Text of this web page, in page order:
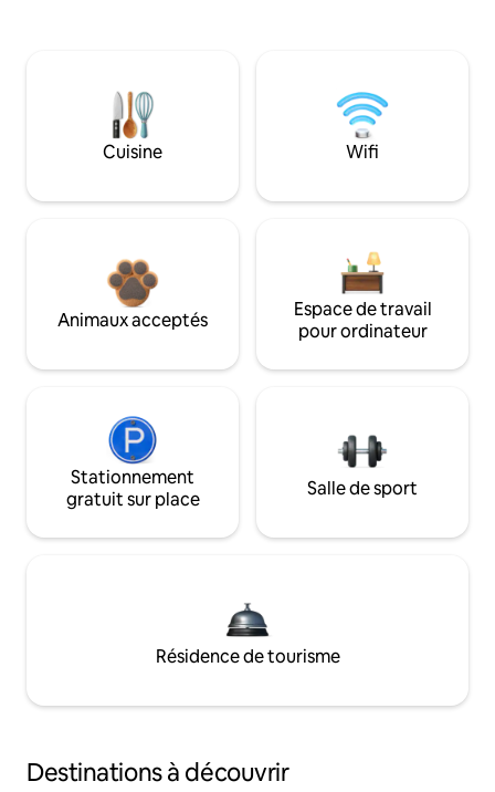
Cuisine Wifi
Animaux acceptés
Espace de travail
pour ordinateur
Stationnement
gratuit sur place
Salle de sport
Résidence de tourisme
Destinations à découvrir